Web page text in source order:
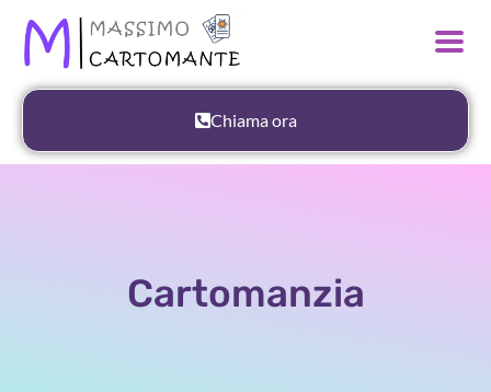
Chiama ora
Cartomanzia